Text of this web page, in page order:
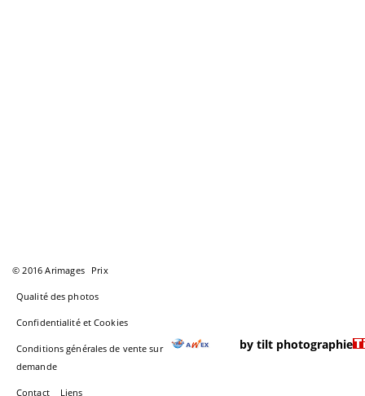
© 2016 Arimages Prix
Qualité des photos
Confidentialité et Cookies
Conditions générales de vente sur
demande
Contact Liens
by tilt photographie